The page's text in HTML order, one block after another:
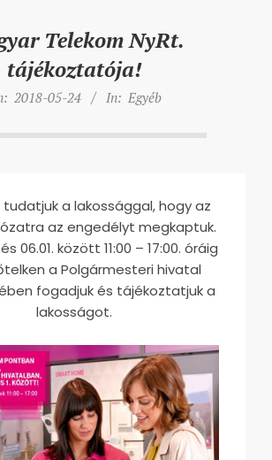
Telekom NyRt.
tájékoztatója!
2018-05-24 In: Egyéb
a lakossággal, hogy az
az engedélyt megkaptuk.
06.01. között 11:00 – 17:00. óráig
a Polgármesteri hivatal
fogadjuk és tájékoztatjuk a
lakosságot.